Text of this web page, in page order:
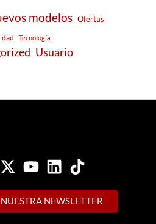
modelos Ofertas
Tecnología
Usuario
NEWSLETTER